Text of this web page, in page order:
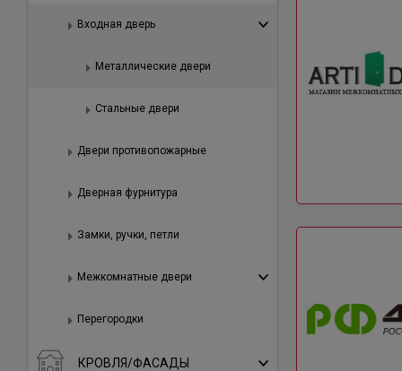
Входная дверь
Металлические двери
Стальные двери
Двери противопожарные
Дверная фурнитура
Замки, ручки, петли
Межкомнатные двери
Перегородки
КРОВЛЯ/ФАСАДЫ